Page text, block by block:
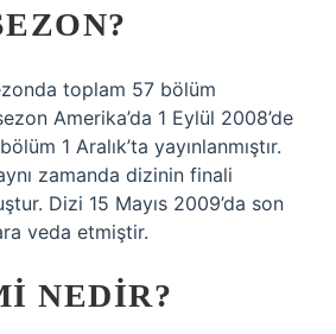
toplam 57 bölüm
Amerika’da 1 Eylül 2008’de
1 Aralık’ta yayınlanmıştır.
zamanda dizinin finali
Dizi 15 Mayıs 2009’da son
veda etmiştir.
NEDIR?